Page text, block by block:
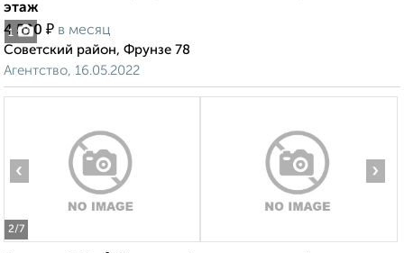
1
этаж
4 500 ₽ в месяц
Советский район, Фрунзе 78
Агентство, 16.05.2022
2/7
‹ ›